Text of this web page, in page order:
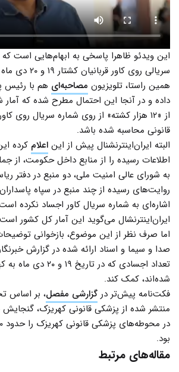
این ویدئو ظاهرا پاسخی به ابهام‌هایی است که
سریالی روی
همین راستا، تلویزیون مصاحبه‌ای هم با رئیس
داده و در آنجا این احتمال مطرح شده که آمار
از «۱۲ هزار کشته» از روی شماره سریال روی
قانونی محاسبه شده باشد.
البته ایران‌اینترنشنال پیش از این اعلام کرده
اطلاعات رسیده را از منابع داخل حکومت، از
به شورای عالی امنیت ملی، دو منبع در دفتر
روایت‌های رسیده از چند منبع در سپاه
اشاره‌ای به شماره سریال کاور اجساد نکرده
ایران‌اینترنشال می‌گوید این آمار کل کشور
اما صرف نظر از این موضوع، بازخوانی
صدا و سیما و اسناد ارائه شده در گزارش
تعداد اجسادی که در
شده‌اند، کمک کند.
فکت‌نامه پیش‌تر در گزارشی مفصل، بر اساس
منتشر شده از پزشکی قانونی کهریزک، گنجایش
بود.
مقاله‌های مرتبط